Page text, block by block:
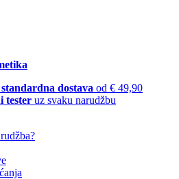
dostava od € 49,90
tester uz svaku narudžbu